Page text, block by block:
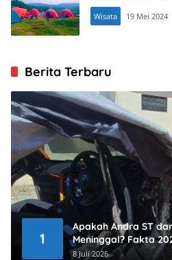
Wisata 19 Mei 2024
Berita Terbaru
1
Apakah Andra ST
Meninggal? Fakta
8 Juli 2026